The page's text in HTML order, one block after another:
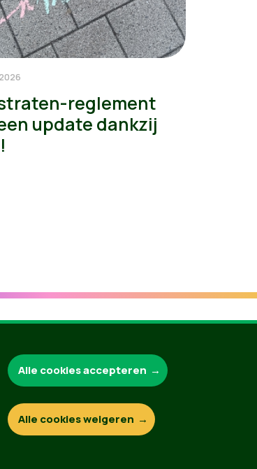
reglement
update dankzij
Groen.be
Alle cookies accepteren
Alle cookies weigeren